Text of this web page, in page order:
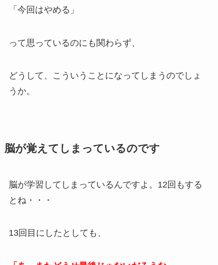
「今回はやめる」
って思っているのにも関わらず、
どうして、こういうことになってしまうのでしょ
うか。
脳が覚えてしまっているのです
脳が学習してしまっているんですよ。12回もする
とね・・・
13回目にしたとしても、